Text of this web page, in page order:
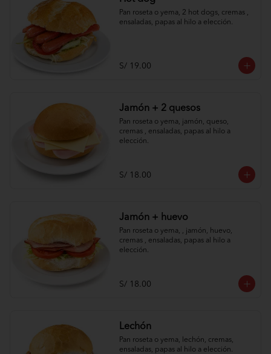
Pan roseta o yema, 2 hot dogs, cremas ,
ensaladas, papas al hilo a elección.
S/ 19.00
Jamón + 2 quesos
Pan roseta o yema, jamón, queso,
cremas , ensaladas, papas al hilo a
elección.
S/ 18.00
Jamón + huevo
Pan roseta o yema, , jamón, huevo,
cremas , ensaladas, papas al hilo a
elección.
S/ 18.00
Lechón
Pan roseta o yema, lechón, cremas,
ensaladas, papas al hilo a elección.